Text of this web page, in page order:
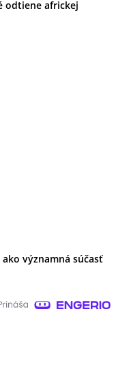
odtiene africkej
významná súčasť